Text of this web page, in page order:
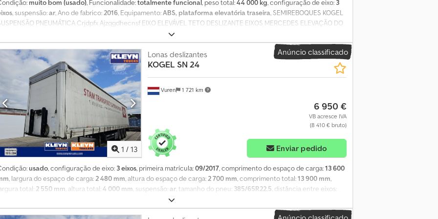
muito bom (usado), Funcionalidade:totalmente funcional, peso total:44 000 kg, configuração de eixo: 3
, suspensão:ar, Ano de fabrico:2016, Equipamento:ABS, plataforma elevatória traseira, SEMIREBOQUES KOGEL
PNEUMÁTICA Crjdpfx Ajzqgdhecnsf EIXO ELEVÁVEL TETO DESLIZANTE EIXOS MERCEDES ELEVAÇÃO DO
Anúncio classificado
1 / 13
Vuren 1 721 km
Lonas deslizantes
KOGEL SN 24
6 950 €
VB acresce IVA
(8 410 € bruto)
Enviar pedido
usado, configuração de eixo: 3 eixos, primeira matrícula:09/2017, comprimento do espaço de carga:13 600
, largura do espaço de carga:2 480 mm, altura do espaço de carga:2 700 mm, comprimento total:13 900 mm,
total: 2 550 mm, altura total:4 000 mm, suspensão: ar, tamanho do pneu: 385/65R22,5, distância entre eixos:
ABS
- EBS = Notas = Número de eixos: 3, Carga útil: 35330 kg, Peso próprio: 6670 kg, Peso bruto: 42000 kg, Tipo de